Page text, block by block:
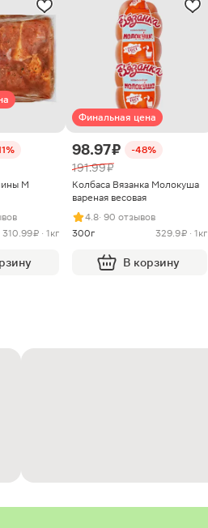
М
310.99 ₽ · 1кг
Финальная цена
98.97 ₽ -48%
191.99 ₽
Колбаса Вязанка Молокуша
вареная весовая
4.8· 90 отзывов
300г
329.9 ₽ · 1кг
В корзину